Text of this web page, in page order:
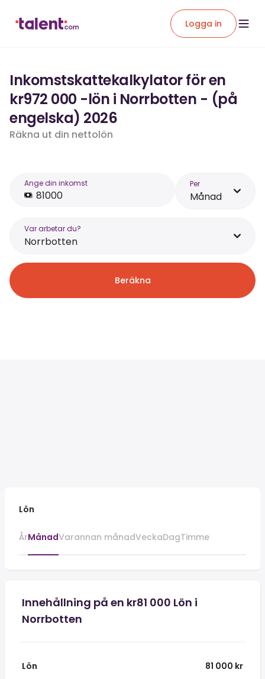
Logga in
Inkomstskattekalkylator för en
kr972 000 -lön i Norrbotten - (på
engelska) 2026
Räkna ut din nettolön
Ange din inkomst Per
Månad
Var arbetar du?
Norrbotten
Beräkna
Lön
ÅrMånadVarannan månadVeckaDagTimme
Innehållning på en kr81 000 Lön i
Norrbotten
Lön
81 000 kr